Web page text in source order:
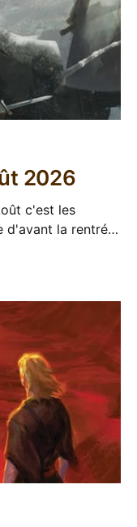
2026
c'est les
d'avant la rentrée,